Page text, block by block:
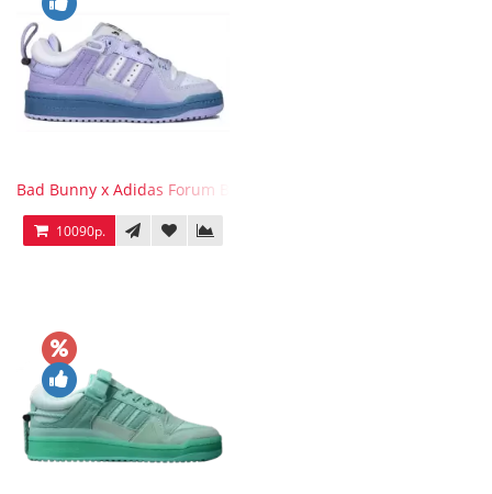
Bad Bunny x Adidas Forum Buckle Low Purple Blue
10090р.